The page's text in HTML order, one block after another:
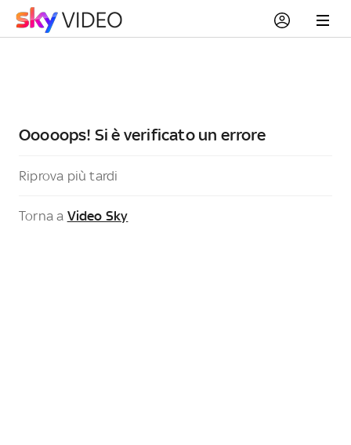
Ooooops! Si è verificato un errore
Riprova più tardi
Torna a Video Sky